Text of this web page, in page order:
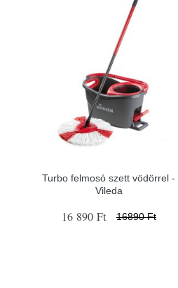
Turbo felmosó szett vödörrel -
Vileda
16 890 Ft 16890 Ft